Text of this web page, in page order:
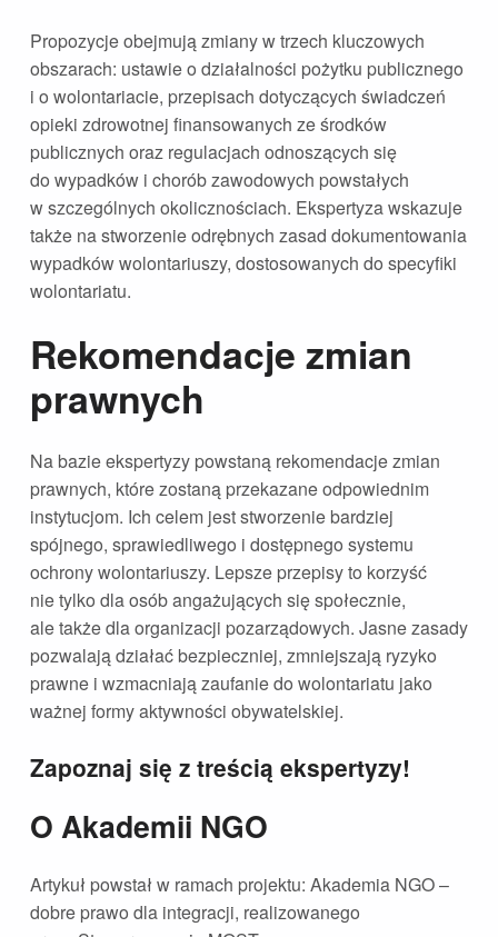
Propozycje obejmują zmiany w trzech kluczowych
obszarach: ustawie o działalności pożytku publicznego
i o wolontariacie, przepisach dotyczących świadczeń
opieki zdrowotnej finansowanych ze środków
publicznych oraz regulacjach odnoszących się
do wypadków i chorób zawodowych powstałych
w szczególnych okolicznościach. Ekspertyza wskazuje
także na stworzenie odrębnych zasad dokumentowania
wypadków wolontariuszy, dostosowanych do specyfiki
wolontariatu.
Rekomendacje zmian
prawnych
Na bazie ekspertyzy powstaną rekomendacje zmian
prawnych, które zostaną przekazane odpowiednim
instytucjom. Ich celem jest stworzenie bardziej
spójnego, sprawiedliwego i dostępnego systemu
ochrony wolontariuszy. Lepsze przepisy to korzyść
nie tylko dla osób angażujących się społecznie,
ale także dla organizacji pozarządowych. Jasne zasady
pozwalają działać bezpieczniej, zmniejszają ryzyko
prawne i wzmacniają zaufanie do wolontariatu jako
ważnej formy aktywności obywatelskiej.
Zapoznaj się z treścią ekspertyzy!
O Akademii NGO
Artykuł powstał w ramach projektu: Akademia NGO –
dobre prawo dla integracji, realizowanego